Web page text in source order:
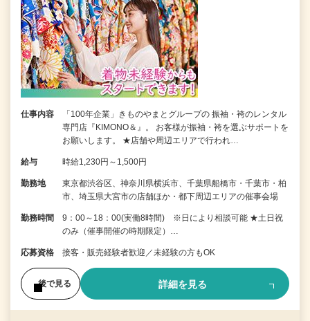
仕事内容
「100年企業」きものやまとグループの 振袖・袴のレンタル
専門店『KIMONO＆』。 お客様が振袖・袴を選ぶサポートを
お願いします。 ★店舗や周辺エリアで行われ…
給与 時給1,230円～1,500円
勤務地
東京都渋谷区、神奈川県横浜市、千葉県船橋市・千葉市・柏
市、埼玉県大宮市の店舗ほか・都下周辺エリアの催事会場
勤務時間
9：00～18：00(実働8時間) ※日により相談可能 ★土日祝
のみ（催事開催の時期限定）…
応募資格 接客・販売経験者歓迎／未経験の方もOK
後で見る 詳細を見る